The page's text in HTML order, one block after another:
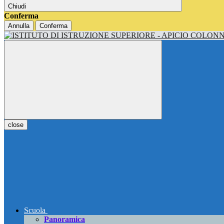
Chiudi
Conferma
Annulla Conferma
close
Scuola
Panoramica